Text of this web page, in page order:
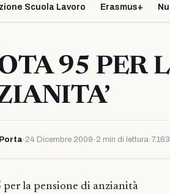
Scuola Lavoro Erasmus+
95 PER
· 24 Dicembre 2009 · 2 min di lettura·
per la pensione di anzianità